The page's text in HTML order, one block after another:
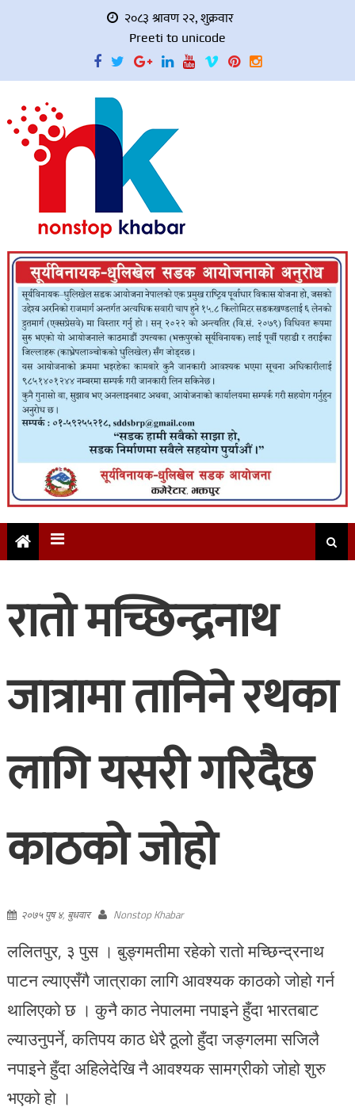
२०८३ श्रावण २२, शुक्रवार
Preeti to unicode
रातो मच्छिन्द्रनाथ
जात्रामा तानिने रथका
लागि यसरी गरिदैछ
काठको जोहो
२०७५ पुष ४, बुधवार Nonstop Khabar
ललितपुर, ३ पुस । बुङ्गमतीमा रहेको रातो मच्छिन्द्रनाथ
पाटन ल्याएसँगै जात्राका लागि आवश्यक काठको जोहो गर्न
थालिएको छ । कुनै काठ नेपालमा नपाइने हुँदा भारतबाट
ल्याउनुपर्ने, कतिपय काठ धेरै ठूलो हुँदा जङ्गलमा सजिलै
नपाइने हुँदा अहिलेदेखि नै आवश्यक सामग्रीको जोहो शुरु
भएको हो ।